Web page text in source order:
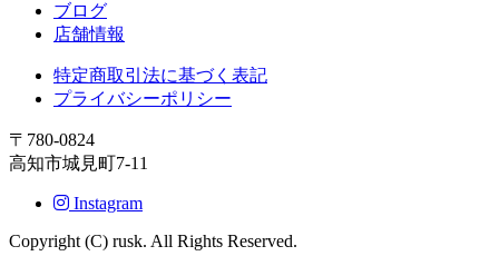
ブログ
店舗情報
特定商取引法に基づく表記
プライバシーポリシー
〒780-0824
高知市城見町7-11
Instagram
Copyright (C) rusk. All Rights Reserved.